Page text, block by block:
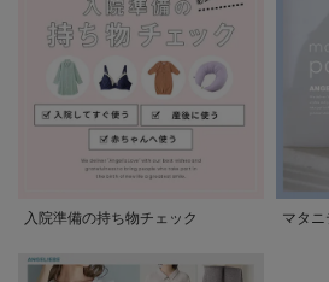
入院準備の持ち物チェック マタニ